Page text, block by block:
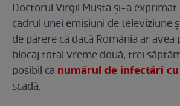
Doctorul Virgil Musta și-a exprimat
cadrul unei emisiuni de televiziune
de părere că dacă România ar avea
blocaj total vreme două, trei
posibil ca numărul de infectări
scadă.